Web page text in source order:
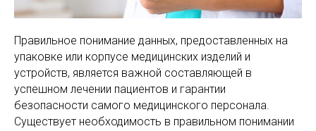
Правильное понимание данных, предоставленных на
упаковке или корпусе медицинских изделий и
устройств, является важной составляющей в
успешном лечении пациентов и гарантии
безопасности самого медицинского персонала.
Существует необходимость в правильном понимании